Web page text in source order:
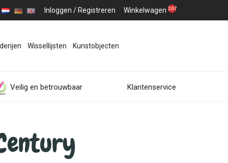
Inloggen / Registreren Winkelwagen 267
Wissellijsten Kunstobjecten
Veilig en betrouwbaar Klantenservice